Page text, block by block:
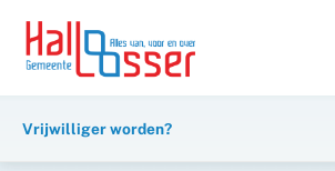
inhoud
naar
Vrijwilliger worden?